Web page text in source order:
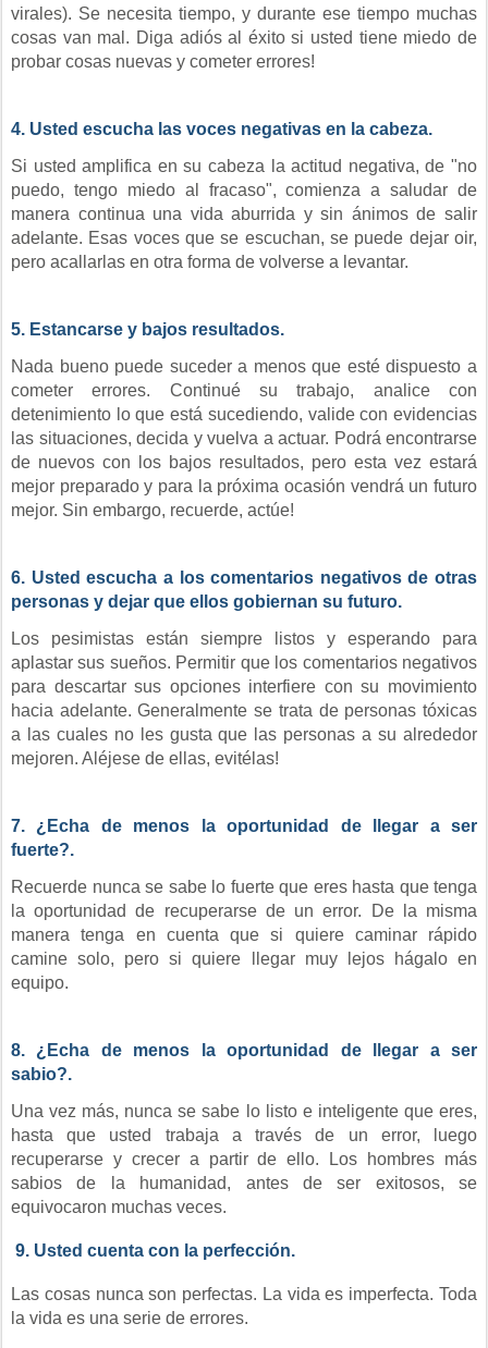
virales). Se necesita tiempo, y durante ese tiempo muchas
cosas van mal. Diga adiós al éxito si usted tiene miedo de
probar cosas nuevas y cometer errores!
4. Usted escucha las voces negativas en la cabeza.
Si usted amplifica en su cabeza la actitud negativa, de "no
puedo, tengo miedo al fracaso", comienza a saludar de
manera continua una vida aburrida y sin ánimos de salir
adelante. Esas voces que se escuchan, se puede dejar oir,
pero acallarlas en otra forma de volverse a levantar.
5. Estancarse y bajos resultados.
Nada bueno puede suceder a menos que esté dispuesto a
cometer errores. Continué su trabajo, analice con
detenimiento lo que está sucediendo, valide con evidencias
las situaciones, decida y vuelva a actuar. Podrá encontrarse
de nuevos con los bajos resultados, pero esta vez estará
mejor preparado y para la próxima ocasión vendrá un futuro
mejor. Sin embargo, recuerde, actúe!
6. Usted escucha a los comentarios negativos de otras
personas y dejar que ellos gobiernan su futuro.
Los pesimistas están siempre listos y esperando para
aplastar sus sueños. Permitir que los comentarios negativos
para descartar sus opciones interfiere con su movimiento
hacia adelante. Generalmente se trata de personas tóxicas
a las cuales no les gusta que las personas a su alrededor
mejoren. Aléjese de ellas, evitélas!
7. ¿Echa de menos la oportunidad de llegar a ser
fuerte?.
Recuerde nunca se sabe lo fuerte que eres hasta que tenga
la oportunidad de recuperarse de un error. De la misma
manera tenga en cuenta que si quiere caminar rápido
camine solo, pero si quiere llegar muy lejos hágalo en
equipo.
8. ¿Echa de menos la oportunidad de llegar a ser
sabio?.
Una vez más, nunca se sabe lo listo e inteligente que eres,
hasta que usted trabaja a través de un error, luego
recuperarse y crecer a partir de ello. Los hombres más
sabios de la humanidad, antes de ser exitosos, se
equivocaron muchas veces.
9. Usted cuenta con la perfección.
Las cosas nunca son perfectas. La vida es imperfecta. Toda
la vida es una serie de errores.